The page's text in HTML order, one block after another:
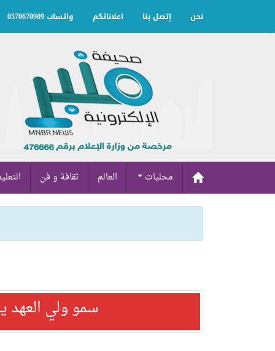
نحن إتصل بنا اعلاناتكم واتساب 0570670909
محليات العالم ثقافة و فن
سمو ولي